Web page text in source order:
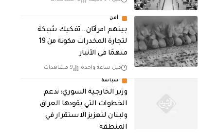
أمن
بينهم امرأتان.. تفكيك شبكة
لتجارة المخدرات مكونة من 19
متهمًا في الأنبار
قبل ساعة واحدة 9 مشاهدات
سياسة
وزير الخارجية السوري: ندعم
الخطوات التي يقودها العراق
ولبنان لتعزيز الاستقرار في
المنطقة